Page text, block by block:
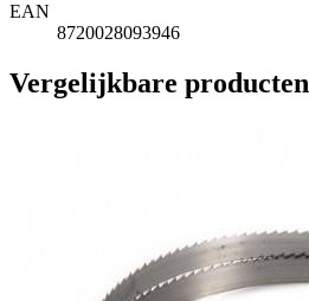
EAN
8720028093946
Vergelijkbare producten